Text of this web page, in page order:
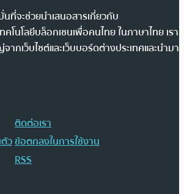
ที่จะช่วยนำเสนอสารเกี่ยวกับ
คโนโลยีบล็อกเชนเพื่อคนไทย ในภาษาไทย เรา
กเว็บไซต์และเว็บบอร์ดต่างประเทศและนำมา
ติดต่อเรา
วข้อตกลงในการใช้งาน
RSS